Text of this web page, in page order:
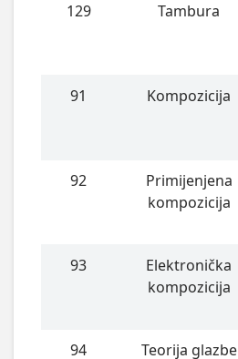
129 Tambura
91 Kompozicija
92
Primijenjena
kompozicija
93
Elektronička
kompozicija
94 Teorija glazbe